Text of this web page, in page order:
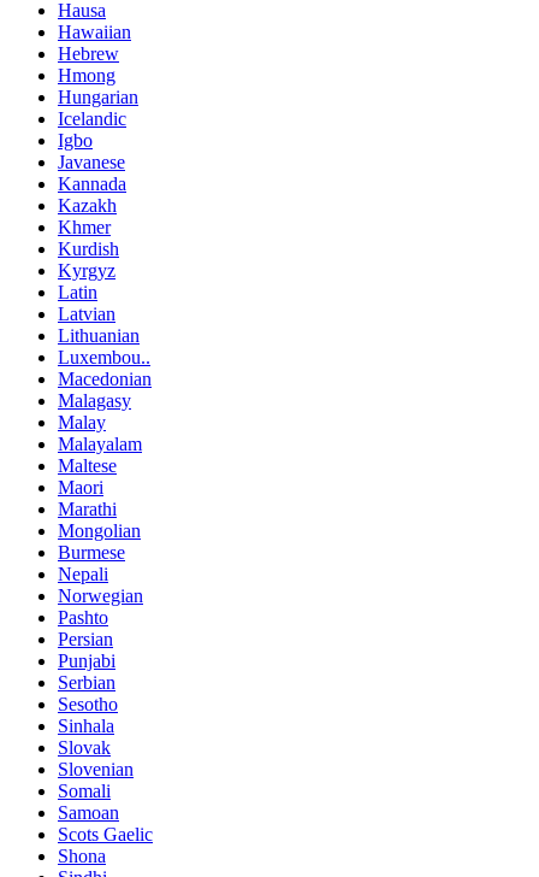
Hausa
Hawaiian
Hebrew
Hmong
Hungarian
Icelandic
Igbo
Javanese
Kannada
Kazakh
Khmer
Kurdish
Kyrgyz
Latin
Latvian
Lithuanian
Luxembou..
Macedonian
Malagasy
Malay
Malayalam
Maltese
Maori
Marathi
Mongolian
Burmese
Nepali
Norwegian
Pashto
Persian
Punjabi
Serbian
Sesotho
Sinhala
Slovak
Slovenian
Somali
Samoan
Scots Gaelic
Shona